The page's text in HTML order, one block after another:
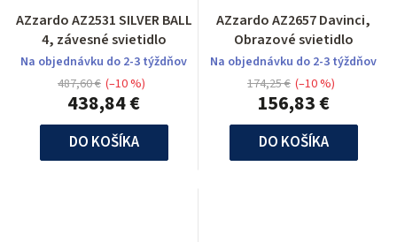
AZzardo AZ2531 SILVER BALL
4, závesné svietidlo
Na objednávku do 2-3 týždňov
438,84 €
487,60 € (–10 %)
DO KOŠÍKA
AZzardo AZ2657 Davinci,
Obrazové svietidlo
Na objednávku do 2-3 týždňov
156,83 €
174,25 € (–10 %)
DO KOŠÍKA